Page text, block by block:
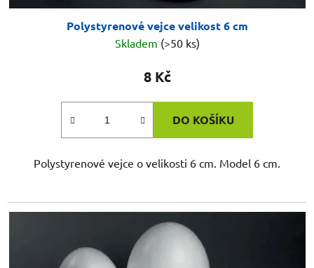
Polystyrenové vejce velikost 6 cm
Skladem (>50 ks)
8 Kč
DO KOŠÍKU
Polystyrenové vejce o velikosti 6 cm. Model 6 cm.